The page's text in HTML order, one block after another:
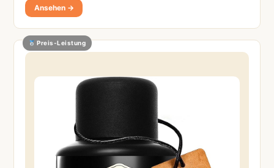
Ansehen →
Preis-Leistung